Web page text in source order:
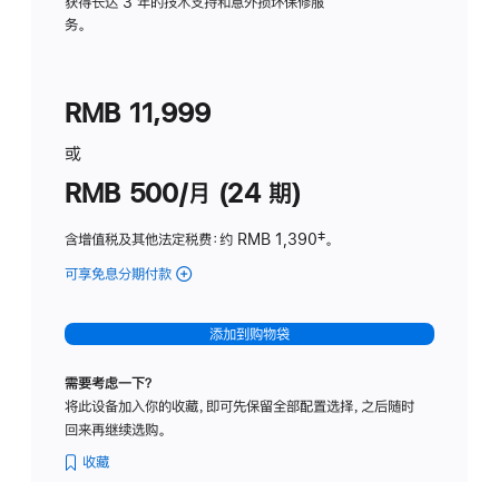
务。
RMB 11,999
或
RMB 500/月 (24 期)
含增值税及其他法定税费：约 RMB 1,390脚
‡。
可享免息分期付款 (Studio
-
标
璃
添加到购物袋
需要考虑一下？
将此设备加入你的收藏，即可先保留全部配置选择，之后随时
回来再继续选购。
收藏